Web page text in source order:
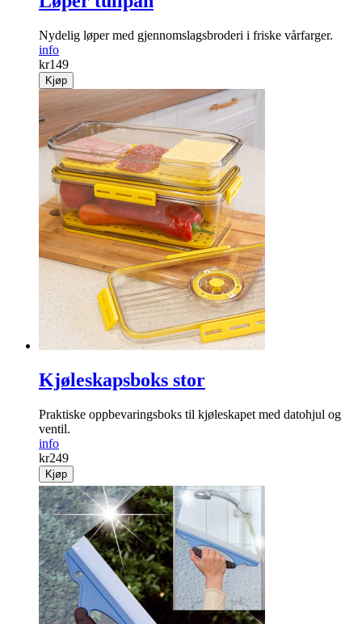
Nydelig løper med gjennomslagsbroderi i friske vårfarger.
info
kr149
Kjøp
Kjøleskapsboks stor
Praktiske oppbevaringsboks til kjøleskapet med datohjul og
ventil.
info
kr249
Kjøp